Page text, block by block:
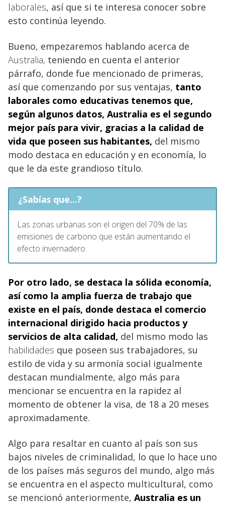
laborales, así que si te interesa conocer sobre
esto continúa leyendo.
Bueno, empezaremos hablando acerca de
Australia, teniendo en cuenta el anterior
párrafo, donde fue mencionado de primeras,
así que comenzando por sus ventajas, tanto
laborales como educativas tenemos que,
según algunos datos, Australia es el segundo
mejor país para vivir, gracias a la calidad de
vida que poseen sus habitantes, del mismo
modo destaca en educación y en economía, lo
que le da este grandioso título.
¿Sabías que...?
Las zonas urbanas son el origen del 70% de las
emisiones de carbono que están aumentando el
efecto invernadero.
Por otro lado, se destaca la sólida economía,
así como la amplia fuerza de trabajo que
existe en el país, donde destaca el comercio
internacional dirigido hacia productos y
servicios de alta calidad, del mismo modo las
habilidades que poseen sus trabajadores, su
estilo de vida y su armonía social igualmente
destacan mundialmente, algo más para
mencionar se encuentra en la rapidez al
momento de obtener la visa, de 18 a 20 meses
aproximadamente.
Algo para resaltar en cuanto al país son sus
bajos niveles de criminalidad, lo que lo hace uno
de los países más seguros del mundo, algo más
se encuentra en el aspecto multicultural, como
se mencionó anteriormente, Australia es un